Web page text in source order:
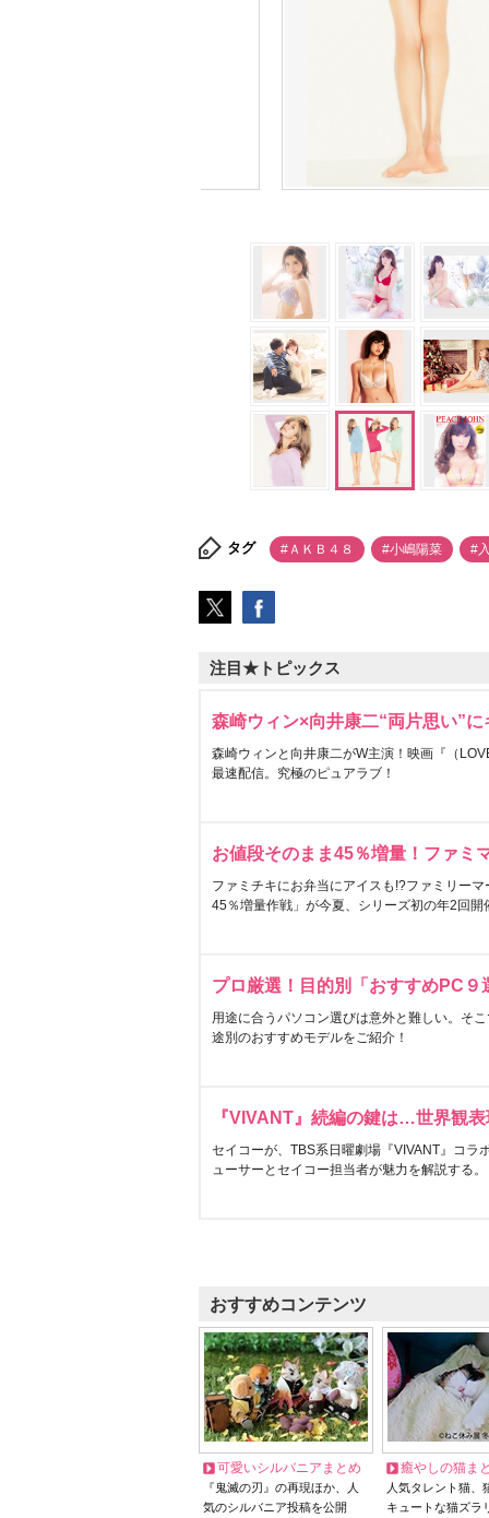
タグ #ＡＫＢ４８ #小嶋陽菜 #
注目★トピックス
森崎ウィン×向井康二“両片思い”
森崎ウィンと向井康二がW主演！映画『（
最速配信。究極のピュアラブ！
お値段そのまま45％増量！ファミ
ファミチキにお弁当にアイスも!?ファミリー
45％増量作戦」が今夏、シリーズ初の年2回開
プロ厳選！目的別「おすすめPC９
用途に合うパソコン選びは意外と難しい。そ
途別のおすすめモデルをご紹介！
『VIVANT』続編の鍵は…世界観
セイコーが、TBS系日曜劇場『VIVANT』コラ
ューサーとセイコー担当者が魅力を解説する。
おすすめコンテンツ
可愛いシルバニアまとめ
『鬼滅の刃』の再現ほか、人
気のシルバニア投稿を公開
癒やしの猫ま
人気タレント猫
キュートな猫ズラ